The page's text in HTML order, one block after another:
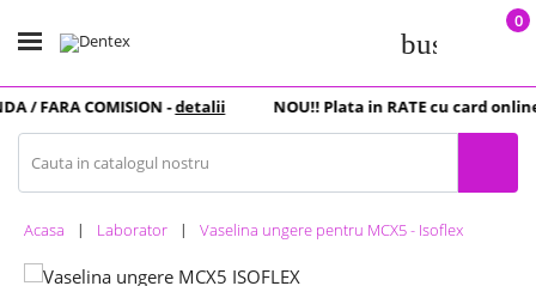
0
/ FARA COMISION -detalii NOU!! Plata inRATEcu card
Acasa Laborator Vaselina ungere pentru MCX5 - Isoflex